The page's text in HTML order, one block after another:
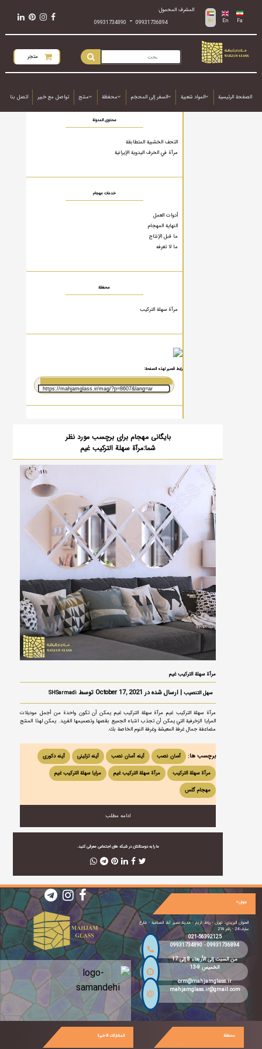
Fa
En
Ar
المشرف المحمول:
09931736894
-
09931734890
متجر
الصفحة الرئيسية المواد شعبية السفر إلى المحجَم محفظة منتج تواصل مع خبير اتصل بنا
محتوى المدونة
التحف الخشبية المتطابقة
مرآة في الحرف اليدوية الإيرانية
خدمات مهجام
أدوات العمل
النهاية المهجام
ما قبل الإنتاج
ما لا تعرفه
محفظة
مرآة سهلة التركيب
رابط قصير لهذه الصفحة:
بایگانی مهجام برای برچسب مورد نظر
شما:مرآة سهلة التركيب غيم
مرآة سهلة التركيب غيم
سهل التنصيب | ارسال شده در October 17, 2021 توسط SHSarmadi
مرآة سهلة التركيب غيم مرآة سهلة التركيب غيم يمكن أن تكون واحدة من أجمل موديلات
المرايا الزخرفية التي يمكن أن تجذب انتباه الجميع بقصها وتصميمها الفريد. يمكن لهذا المنتج
مضاعفة جمال غرفة المعيشة وغرفة النوم الخاصة بك.
برچسب ها: آسان نصب آینه آسان نصب آینه تزئینی آینه دکوری
مرآة سهلة التركيب مرآة سهلة التركيب غيم مرایا سهلة التركيب غيم
مهجام گلس
ادامه مطلب
ما را به دوستانتان در شبکه های اجتماعی معرفی کنید.
المشاركات الاخيرة محفظة
عنوان>
العنوان البريدي: تهران - رباط كريم - مدينة نصیر آباد الصناعية - شارع
سارف 24 - رقم 216
021-56392125
09931736894
-
09931734890
من السبت إلى الأربعاء 8 إلى 17
الخميس 9-13
crm@mahjamglass.ir
mahjamglass.ir@gmail.com